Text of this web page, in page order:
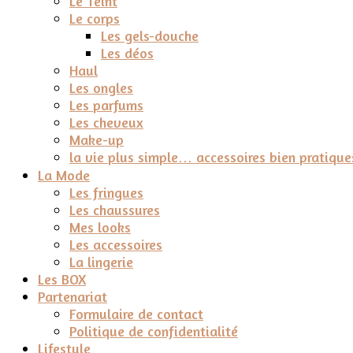
Le corps
Les gels-douche
Les déos
Haul
Les ongles
Les parfums
Les cheveux
Make-up
la vie plus simple… accessoires bien
La Mode
Les fringues
Les chaussures
Mes looks
Les accessoires
La lingerie
Les BOX
Partenariat
Formulaire de contact
Politique de confidentialité
Lifestyle